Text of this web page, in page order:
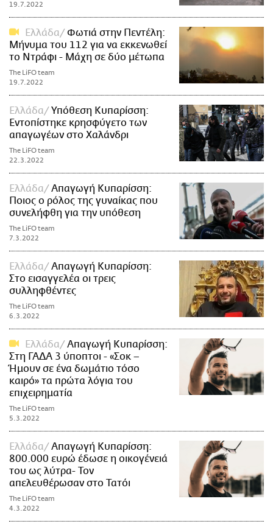
19.7.2022
Ελλάδα
Φωτιά στην Πεντέλη:
Μήνυμα του 112 για να εκκενωθεί
το Ντράφι - Μάχη σε δύο μέτωπα
The LiFO team
19.7.2022
Ελλάδα
Υπόθεση Κυπαρίσση:
Εντοπίστηκε κρησφύγετο των
απαγωγέων στο Χαλάνδρι
The LiFO team
22.3.2022
Ελλάδα
Απαγωγή Κυπαρίσση:
Ποιος ο ρόλος της γυναίκας που
συνελήφθη για την υπόθεση
The LiFO team
7.3.2022
Ελλάδα
Απαγωγή Κυπαρίσση:
Στο εισαγγελέα οι τρεις
συλληφθέντες
The LiFO team
6.3.2022
Ελλάδα
Απαγωγή Κυπαρίσση:
Στη ΓΑΔΑ 3 ύποπτοι - «Σοκ –
Ήμουν σε ένα δωμάτιο τόσο
καιρό» τα πρώτα λόγια του
επιχειρηματία
The LiFO team
5.3.2022
Ελλάδα
Απαγωγή Κυπαρίσση:
800.000 ευρώ έδωσε η οικογένειά
του ως λύτρα- Τον
απελευθέρωσαν στο Τατόι
The LiFO team
4.3.2022